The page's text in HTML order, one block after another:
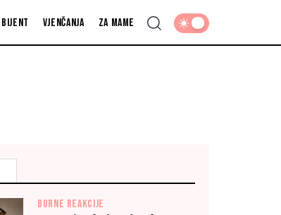
Vjenčanja Za mame
BURNE REAKCIJE